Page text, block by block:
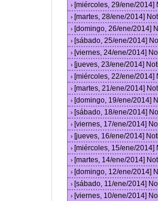
› [miércoles, 29/ene/
› [martes, 28/ene/2014]
› [domingo, 26/ene/2014]
› [sábado, 25/ene/2014]
› [viernes, 24/ene/2014]
› [jueves, 23/ene/2014]
› [miércoles, 22/ene/
› [martes, 21/ene/2014]
› [domingo, 19/ene/2014]
› [sábado, 18/ene/2014]
› [viernes, 17/ene/2014]
› [jueves, 16/ene/2014]
› [miércoles, 15/ene/
› [martes, 14/ene/2014]
› [domingo, 12/ene/2014]
› [sábado, 11/ene/2014]
› [viernes, 10/ene/2014]